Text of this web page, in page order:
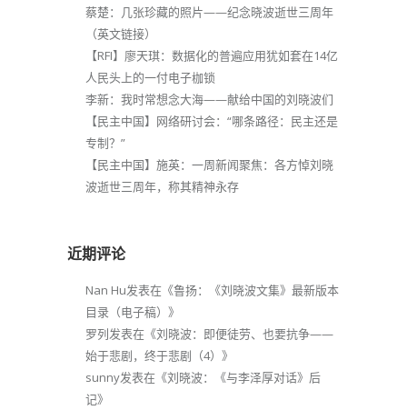
蔡楚：几张珍藏的照片——纪念晓波逝世三周年
（英文链接）
【RFI】廖天琪：数据化的普遍应用犹如套在14亿
人民头上的一付电子枷锁
李新：我时常想念大海——献给中国的刘晓波们
【民主中国】网络研讨会：“哪条路径：民主还是
专制？”
【民主中国】施英：一周新闻聚焦：各方悼刘晓
波逝世三周年，称其精神永存
近期评论
Nan Hu发表在《鲁扬：《刘晓波文集》最新版本
目录（电子稿） 》
罗列发表在《刘晓波：即便徒劳、也要抗争——
始于悲剧，终于悲剧（4） 》
sunny发表在《刘晓波：《与李泽厚对话》后
记》